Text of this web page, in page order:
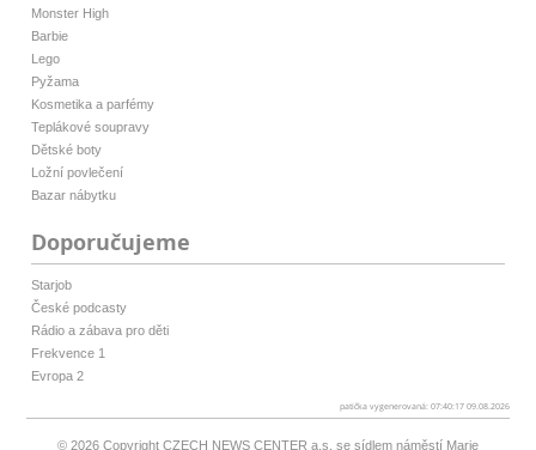
Monster High
Barbie
Lego
Pyžama
Kosmetika a parfémy
Teplákové soupravy
Dětské boty
Ložní povlečení
Bazar nábytku
Doporučujeme
Starjob
České podcasty
Rádio a zábava pro děti
Frekvence 1
Evropa 2
patička vygenerovaná: 07:40:17 09.08.2026
© 2026 Copyright CZECH NEWS CENTER a.s. se sídlem náměstí Marie